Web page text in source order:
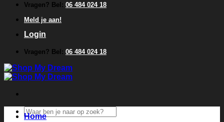
Vragen? Bel: 06 484 024 18
Meld je aan!
Login
Vragen? Bel: 06 484 024 18
Zoeken
naar:
Home